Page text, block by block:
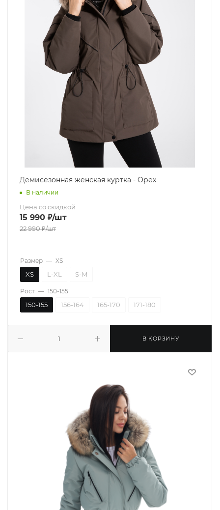
Демисезонная женская куртка - Орех
В наличии
Цена со скидкой
15 990 ₽/шт
22 990₽/шт
В КОРЗИНУ
Размер — XS
XS L-XL S-M
Рост — 150-155
150-155 156-164 165-170 171-180